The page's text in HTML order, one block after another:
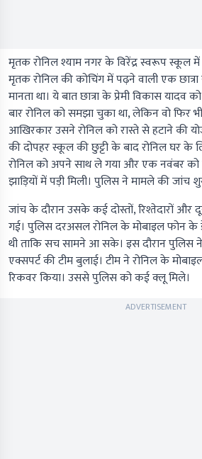
मृतक रोनिल श्याम नगर के विरेंद्र स्वरूप स्कूल में
मृतक रोनिल की कोचिंग में पढ़ने वाली एक
मानता था। ये बात छात्रा के प्रेमी विकास यादव
बार रोनिल को समझा चुका था, लेकिन वो फिर भी
आखिरकार उसने रोनिल को रास्ते से हटाने की
की दोपहर स्कूल की छुट्टी के बाद रोनिल घर के
रोनिल को अपने साथ ले गया और एक नवंबर
झाड़ियों में पड़ी मिली। पुलिस ने मामले की जांच
जांच के दौरान उसके कई दोस्तों, रिश्तेदारों
गई। पुलिस दरअसल रोनिल के मोबाइल फोन के
थी ताकि सच सामने आ सके। इस दौरान पुलिस
एक्सपर्ट की टीम बुलाई। टीम ने रोनिल के
रिकवर किया। उससे पुलिस को कई क्लू मिले।
ADVERTISEMENT